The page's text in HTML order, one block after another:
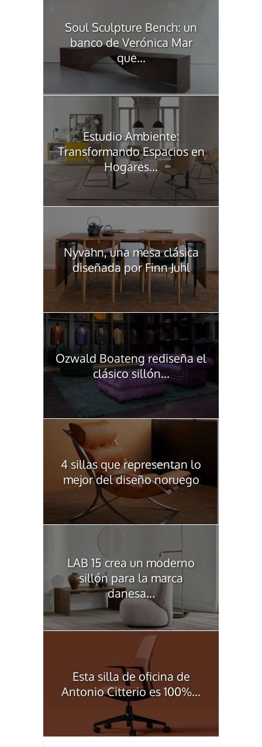
Soul Sculpture Bench: un
banco de Verónica Mar
que...
Estudio Ambiente:
Transformando Espacios en
Hogares...
Nyvahn, una mesa clásica
diseñada por Finn Juhl
Ozwald Boateng rediseña el
clásico sillón...
4 sillas que representan lo
mejor del diseño noruego
LAB 15 crea un moderno
sillón para la marca
danesa...
Esta silla de oficina de
Antonio Citterio es 100%...